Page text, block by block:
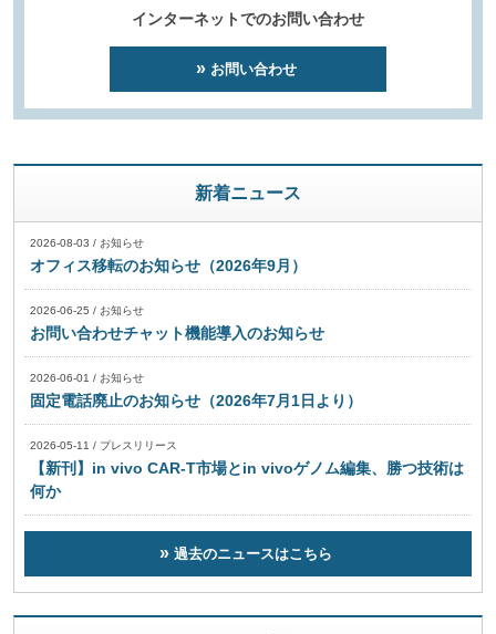
インターネットでのお問い合わせ
お問い合わせ
新着ニュース
2026-08-03 / お知らせ
オフィス移転のお知らせ（2026年9月）
2026-06-25 / お知らせ
お問い合わせチャット機能導入のお知らせ
2026-06-01 / お知らせ
固定電話廃止のお知らせ（2026年7月1日より）
2026-05-11 / プレスリリース
【新刊】in vivo CAR-T市場とin vivoゲノム編集、勝つ技術は
何か
過去のニュースはこちら